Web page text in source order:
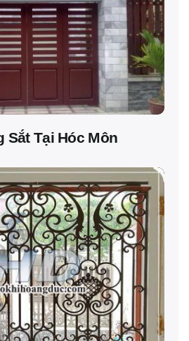
Sắt Tại Hóc Môn